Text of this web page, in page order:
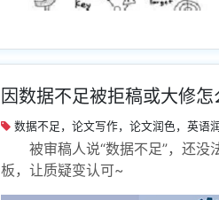
因数据不足被拒稿或大修
数据不足，论文写作，论文润色，英语
被审稿人说“数据不足”，还
板，让质疑变认可~